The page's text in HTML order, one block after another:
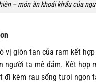
– món ăn khoái khẩu của
vị giòn tan của ram kết
người ta mê đắm. Kết hợp
đi kèm rau sống tươi ngon